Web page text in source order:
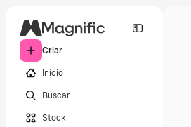
Criar
Início
Buscar
Stock